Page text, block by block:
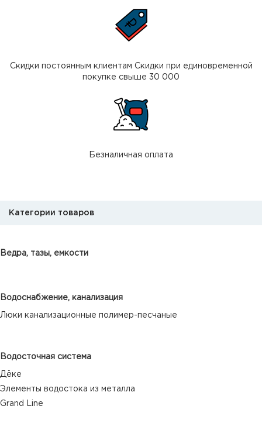
Скидки постоянным клиентам Скидки при единовременной
покупке свыше 30 000
Безналичная оплата
Категории товаров
Ведра, тазы, емкости
Водоснабжение, канализация
Люки канализационные полимер-песчаные
Водосточная система
Дёке
Элементы водостока из металла
Grand Line